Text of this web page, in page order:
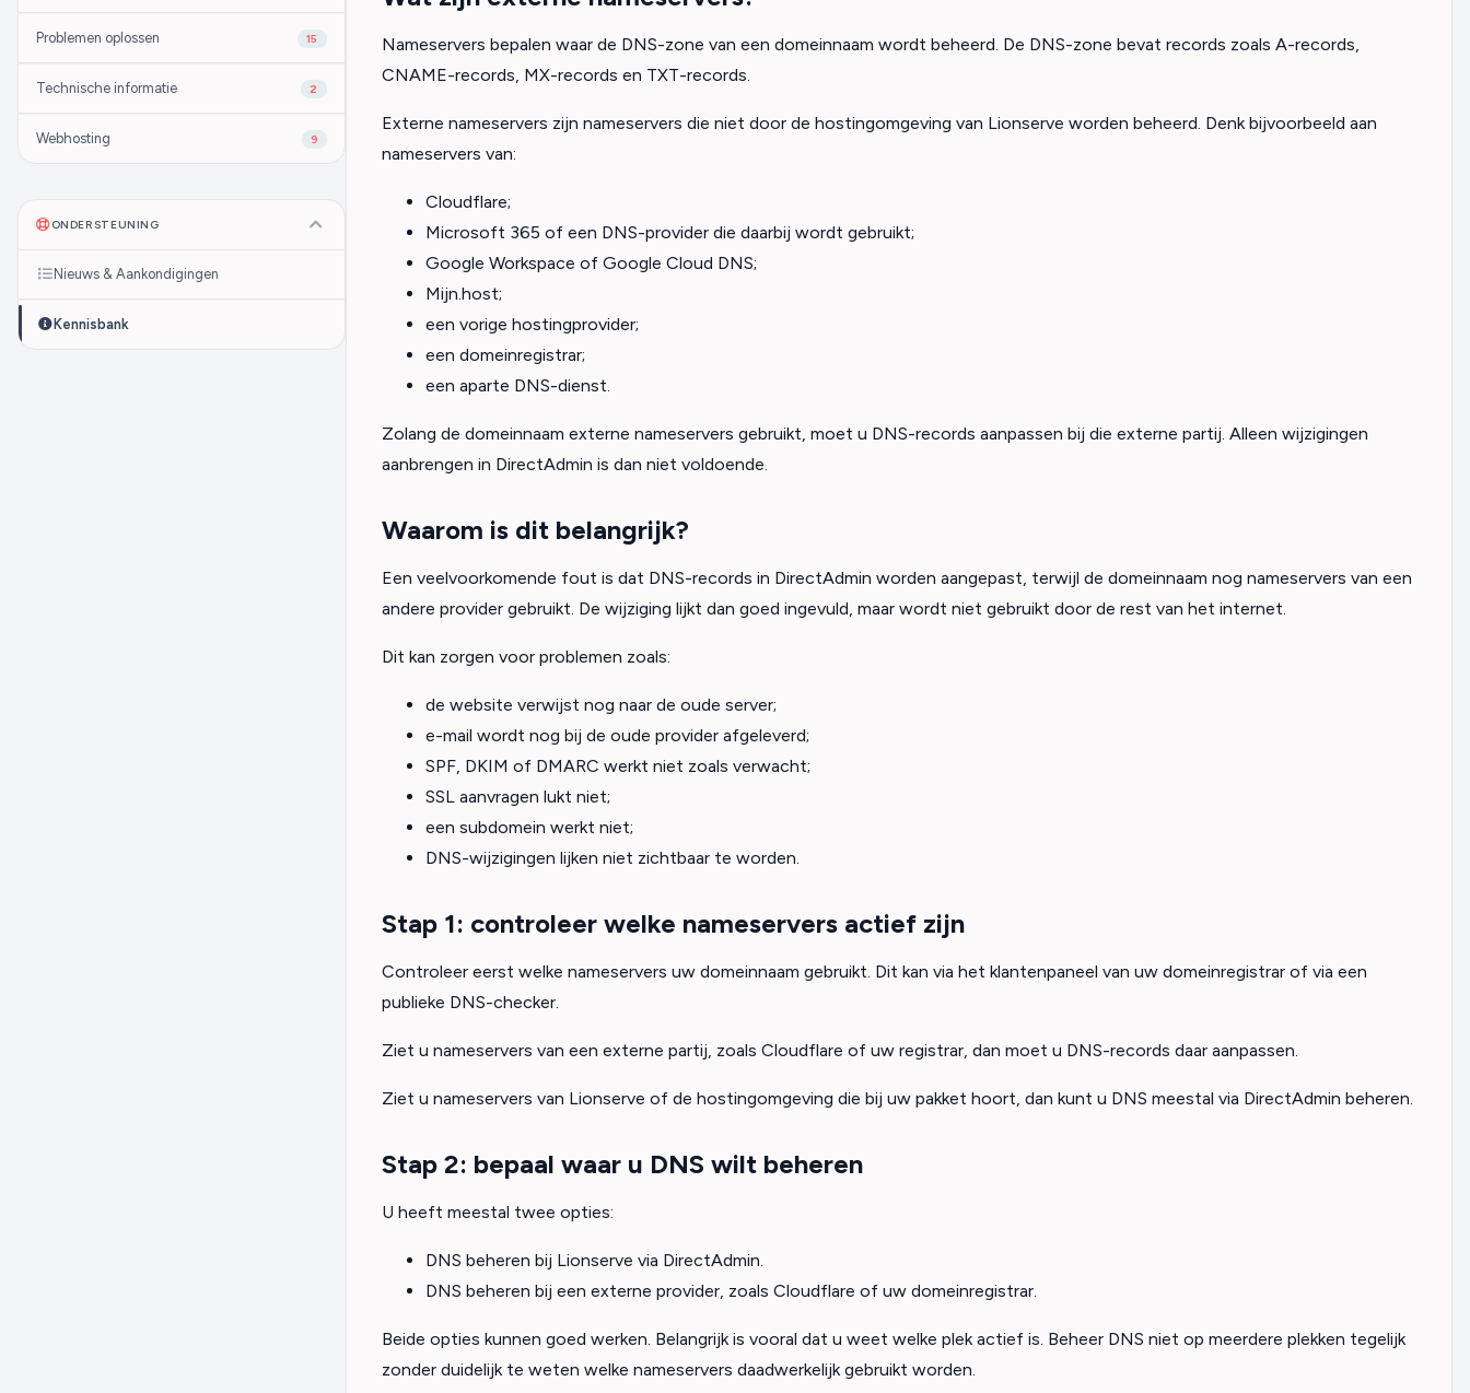
Problemen oplossen 15
Technische informatie 2
Webhosting 9
ONDERSTEUNING
Nieuws & Aankondigingen
Kennisbank
Nameservers bepalen waar de DNS-zone van een domeinnaam wordt beheerd. De DNS-zone bevat records zoals A-records,
CNAME-records, MX-records en TXT-records.
Externe nameservers zijn nameservers die niet door de hostingomgeving van Lionserve worden beheerd. Denk bijvoorbeeld aan
nameservers van:
Cloudflare;
Microsoft 365 of een DNS-provider die daarbij wordt gebruikt;
Google Workspace of Google Cloud DNS;
Mijn.host;
een vorige hostingprovider;
een domeinregistrar;
een aparte DNS-dienst.
Zolang de domeinnaam externe nameservers gebruikt, moet u DNS-records aanpassen bij die externe partij. Alleen wijzigingen
aanbrengen in DirectAdmin is dan niet voldoende.
Waarom is dit belangrijk?
Een veelvoorkomende fout is dat DNS-records in DirectAdmin worden aangepast, terwijl de domeinnaam nog nameservers van een
andere provider gebruikt. De wijziging lijkt dan goed ingevuld, maar wordt niet gebruikt door de rest van het internet.
Dit kan zorgen voor problemen zoals:
de website verwijst nog naar de oude server;
e-mail wordt nog bij de oude provider afgeleverd;
SPF, DKIM of DMARC werkt niet zoals verwacht;
SSL aanvragen lukt niet;
een subdomein werkt niet;
DNS-wijzigingen lijken niet zichtbaar te worden.
Stap 1: controleer welke nameservers actief zijn
Controleer eerst welke nameservers uw domeinnaam gebruikt. Dit kan via het klantenpaneel van uw domeinregistrar of via een
publieke DNS-checker.
Ziet u nameservers van een externe partij, zoals Cloudflare of uw registrar, dan moet u DNS-records daar aanpassen.
Ziet u nameservers van Lionserve of de hostingomgeving die bij uw pakket hoort, dan kunt u DNS meestal via DirectAdmin beheren.
Stap 2: bepaal waar u DNS wilt beheren
U heeft meestal twee opties:
DNS beheren bij Lionserve via DirectAdmin.
DNS beheren bij een externe provider, zoals Cloudflare of uw domeinregistrar.
Beide opties kunnen goed werken. Belangrijk is vooral dat u weet welke plek actief is. Beheer DNS niet op meerdere plekken tegelijk
zonder duidelijk te weten welke nameservers daadwerkelijk gebruikt worden.